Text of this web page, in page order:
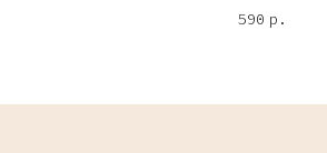
590 р.